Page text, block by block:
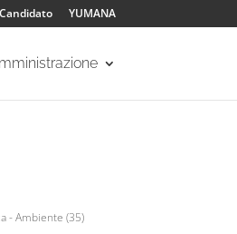
YUMANA
- Ambiente (35)